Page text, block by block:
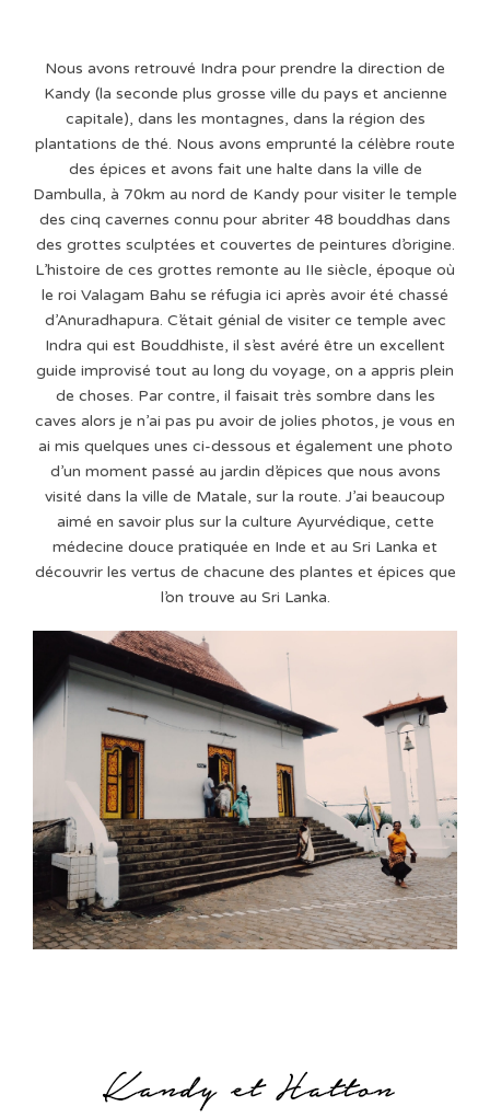
Nous avons retrouvé Indra pour prendre la direction de
Kandy (la seconde plus grosse ville du pays et ancienne
capitale), dans les montagnes, dans la région des
plantations de thé. Nous avons emprunté la célèbre route
des épices et avons fait une halte dans la ville de
Dambulla, à 70km au nord de Kandy pour visiter le temple
des cinq cavernes connu pour abriter 48 bouddhas dans
des grottes sculptées et couvertes de peintures d’origine.
L’histoire de ces grottes remonte au IIe siècle, époque où
le roi Valagam Bahu se réfugia ici après avoir été chassé
d’Anuradhapura. C’était génial de visiter ce temple avec
Indra qui est Bouddhiste, il s’est avéré être un excellent
guide improvisé tout au long du voyage, on a appris plein
de choses. Par contre, il faisait très sombre dans les
caves alors je n’ai pas pu avoir de jolies photos, je vous en
ai mis quelques unes ci-dessous et également une photo
d’un moment passé au jardin d’épices que nous avons
visité dans la ville de Matale, sur la route. J’ai beaucoup
aimé en savoir plus sur la culture Ayurvédique, cette
médecine douce pratiquée en Inde et au Sri Lanka et
découvrir les vertus de chacune des plantes et épices que
l’on trouve au Sri Lanka.